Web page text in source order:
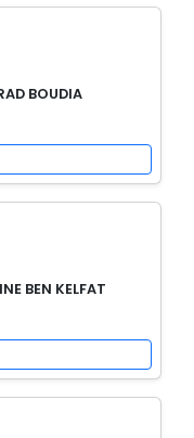
BOUDIA
BEN KELFAT